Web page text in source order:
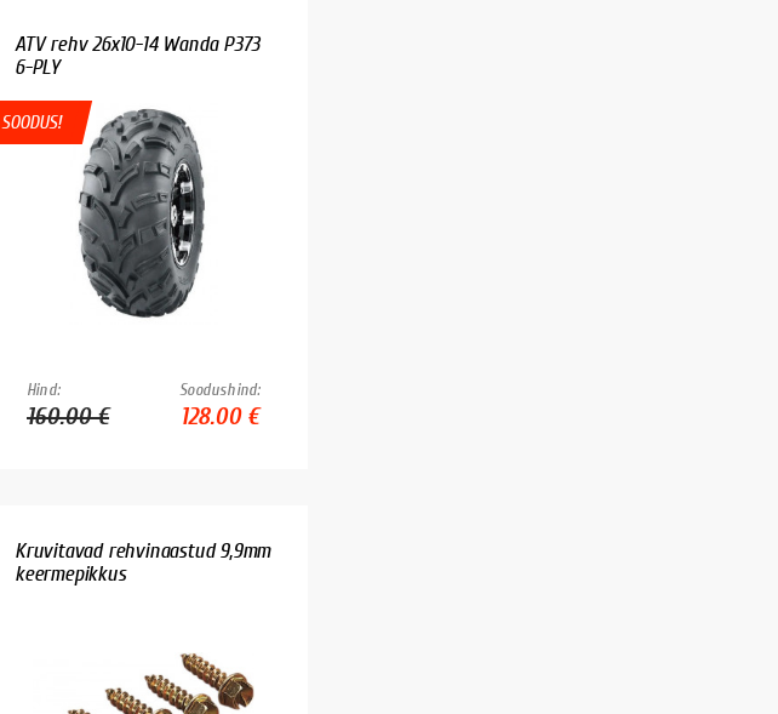
ATV rehv 26x10-14 Wanda P373
6-PLY
SOODUS!
Hind:
160.00 €
Soodushind:
128.00 €
Kruvitavad rehvinaastud 9,9mm
keermepikkus